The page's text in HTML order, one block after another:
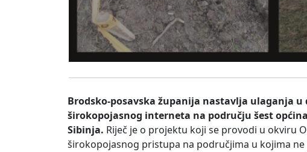
Brodsko-posavska županija nastavlja ulaganja
širokopojasnog interneta na području šest
Sibinja. Riječ je o projektu koji se provodi u okviru
širokopojasnog pristupa na područjima u kojima